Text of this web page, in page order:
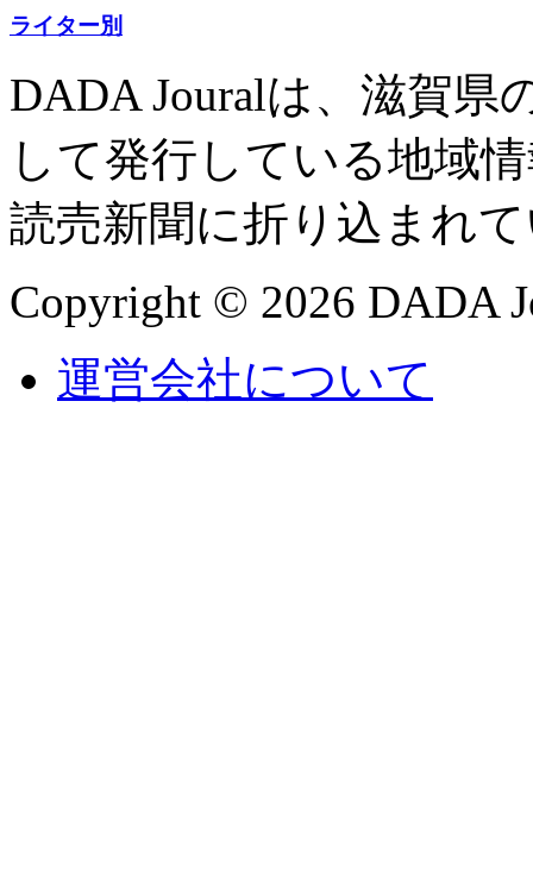
ライター別
DADA Jouralは、滋賀県
して発行している地域
読売新聞に折り込まれ
Copyright © 2026 DADA
運営会社について